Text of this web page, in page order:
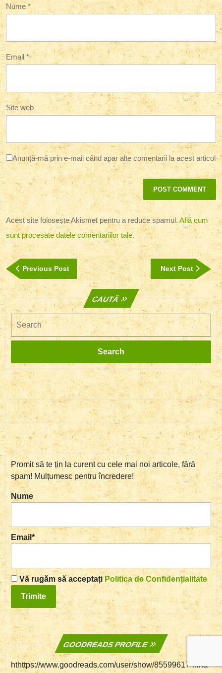
Nume *
Email *
Site web
Anunță-mă prin e-mail când apar alte comentarii la acest articol
Acest site folosește Akismet pentru a reduce spamul.Află cum
sunt procesate datele comentariilor tale.
Navigare
în
articole
Previous PostPrevious
Post
Next Post
Next
Post
CAUTĂ
Search
Search
Promit să te țin la curent cu cele mai noi articole, fără
spam! Mulțumesc pentru încredere!
Nume
Email*
Vă rugăm să acceptațiPolitica de Confidențialitate
GOODREADS PROFILE
hthttps://www.goodreads.com/user/show/85599617-irina-